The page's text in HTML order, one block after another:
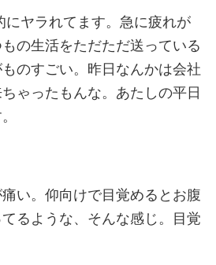
にヤラれてます。急に疲れが
の生活をただただ送っている
のすごい。昨日なんかは会社
ゃったもんな。あたしの平日
い。仰向けで目覚めるとお腹
るような、そんな感じ。目覚